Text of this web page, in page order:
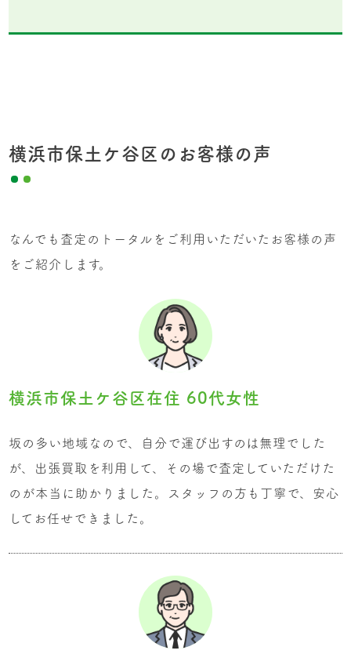
横浜市保土ケ谷区のお客様の声
なんでも査定のトータルをご利用いただいたお客様の声
をご紹介します。
横浜市保土ケ谷区在住 60代女性
坂の多い地域なので、自分で運び出すのは無理でした
が、出張買取を利用して、その場で査定していただけた
のが本当に助かりました。スタッフの方も丁寧で、安心
してお任せできました。